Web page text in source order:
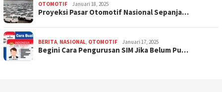
OTOMOTIF Januari 18, 2025
Proyeksi Pasar Otomotif Nasional Sepanja…
BERITA, NASIONAL, OTOMOTIF Januari 17, 2025
Begini Cara Pengurusan SIM Jika Belum Pu…